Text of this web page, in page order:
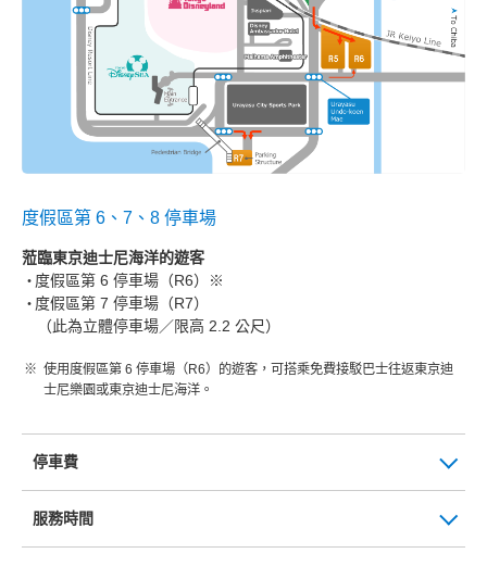
度假區第 6、7、8 停車場
蒞臨東京迪士尼海洋的遊客
度假區第 6 停車場（R6）※
度假區第 7 停車場（R7）
（此為立體停車場／限高 2.2 公尺）
使用度假區第 6 停車場（R6）的遊客，可搭乘免費接駁巴士往返東京迪
士尼樂園或東京迪士尼海洋。
停車費
服務時間